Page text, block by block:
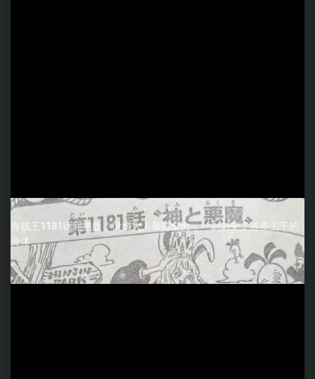
海贼王1181话完整版：伊姆大人暴露全力，一剑刺穿了洛基王子的
身体